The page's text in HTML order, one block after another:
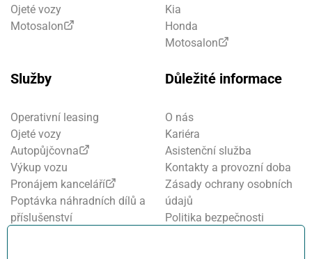
Ojeté vozy
Motosalon
Kia
Honda
Motosalon
Služby
Operativní leasing
Ojeté vozy
Autopůjčovna
Výkup vozu
Pronájem kanceláří
Poptávka náhradních dílů a
příslušenství
Důležité informace
O nás
Kariéra
Asistenční služba
Kontakty a provozní doba
Zásady ochrany osobních
údajů
Politika bezpečnosti